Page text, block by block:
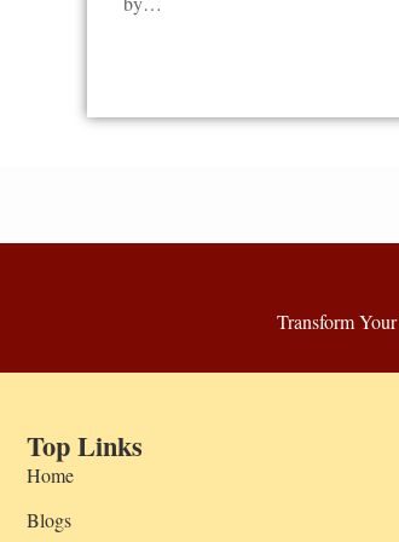
Transform
Top Links
Home
Blogs